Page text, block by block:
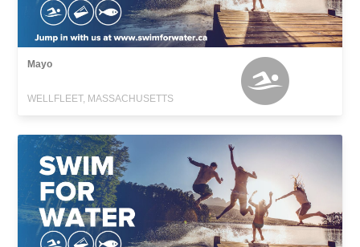
Mayo
WELLFLEET, MASSACHUSETTS